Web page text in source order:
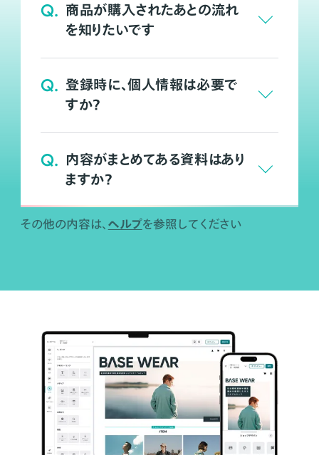
Q. 商品が購入されたあとの流れ
を知りたいです
Q. 登録時に、個人情報は必要で
すか？
Q. 内容がまとめてある資料はあり
ますか？
その他の内容は、 ヘルプを参照してください